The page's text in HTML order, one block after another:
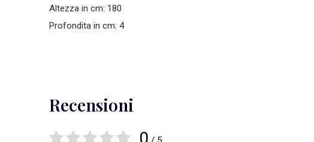
Altezza in cm: 180
Profondita in cm: 4
Recensioni